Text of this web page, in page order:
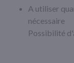
d’imagesA utiliser
nécessaire
Possibilité